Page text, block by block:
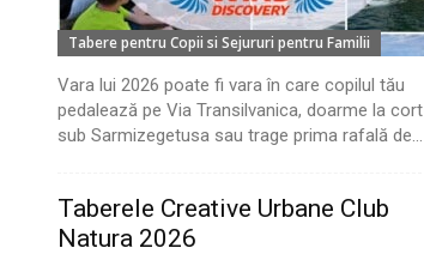
Tabere pentru Copii si Sejururi pentru Familii
Vara lui 2026 poate fi vara în care copilul tău
pedalează pe Via Transilvanica, doarme la cort
sub Sarmizegetusa sau trage prima rafală de...
Taberele Creative Urbane Club
Natura 2026